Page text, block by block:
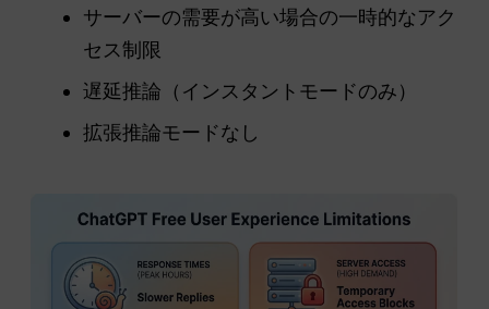
サーバーの需要が高い場合の一時的なアク
セス制限
遅延推論（インスタントモードのみ）
拡張推論モードなし